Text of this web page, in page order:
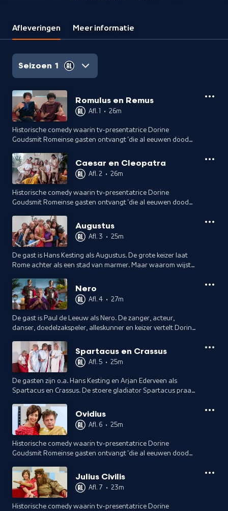
Afleveringen Meer informatie
Seizoen 1
Romulus en Remus
Afl. 1 • 26m
Historische comedy waarin tv-presentatrice Dorine
Goudsmit Romeinse gasten ontvangt 'die al eeuwen dood
Torenstra en Olaf Malmberg.Caesar en Cleopatra
Afl. 2 • 26m
Historische comedy waarin tv-presentatrice Dorine
Goudsmit Romeinse gasten ontvangt 'die al eeuwen dood
Houten).
Augustus
Afl. 3 • 25m
De gast is Hans Kesting als Augustus. De grote keizer laat
Rome achter als een stad van marmer. Maar waarom wijst
Nero
Afl. 4 • 27m
De gast is Paul de Leeuw als Nero. De zanger, acteur,
danser, doedelzakspeler, alleskunner en keizer vertelt Dorine
Spartacus en Crassus
Afl. 5 • 25m
De gasten zijn o.a. Hans Kesting en Arjan Ederveen als
Spartacus en Crassus. De stoere gladiator Spartacus praat
Wat doet een braakslaaf?Ovidius
Afl. 6 • 25m
Historische comedy waarin tv-presentatrice Dorine
Goudsmit Romeinse gasten ontvangt 'die al eeuwen dood
Julius Civilis
Afl. 7 • 23m
Historische comedy waarin tv-presentatrice Dorine